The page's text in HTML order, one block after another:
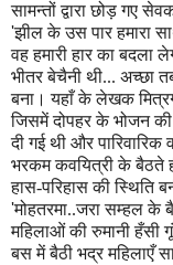
सामन्तों द्वारा छोड़ गए
'झील के उस पार हमारा
वह हमारी हार का बदला
भीतर बेचैनी थी... अच्छा
बना। यहाँ के लेखक
जिसमें दोपहर के भोजन की
दी गई थी और
भरकम कवयित्री के बैठते
हास-परिहास की स्थिति
'मोहतरमा..जरा सम्हल के
महिलाओं की रुमानी हँसी
बस में बैठी भद्र महिलाएँ